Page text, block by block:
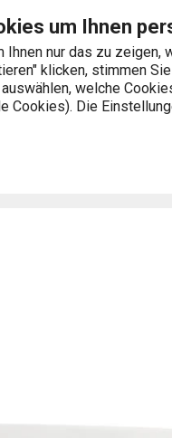
um Ihnen
nur das zu zeigen,
klicken, stimmen
welche
Cookies). Die
+436 703 082
Mo-Fr 08:00-16:00